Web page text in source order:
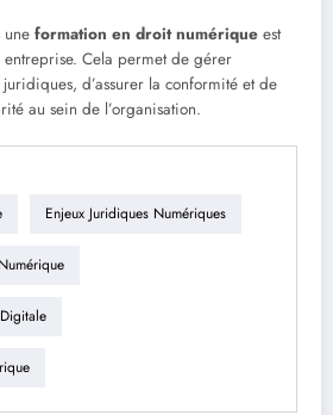
une formation en droit numérique est
entreprise. Cela permet de gérer
d’assurer la conformité et de
au sein de l’organisation.
Enjeux Juridiques Numériques